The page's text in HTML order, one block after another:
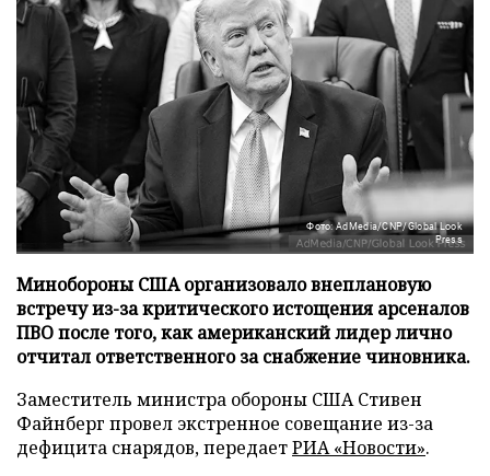
Фото: AdMedia/CNP/Global Look
Press
Минобороны США организовало внеплановую
встречу из-за критического истощения арсеналов
ПВО после того, как американский лидер лично
отчитал ответственного за снабжение чиновника.
Заместитель министра обороны США Стивен
Файнберг провел экстренное совещание из-за
дефицита снарядов, передаетРИА «Новости».